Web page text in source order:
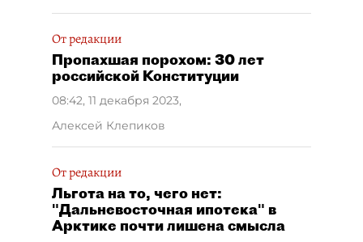
От редакции
Пропахшая порохом: 30 лет
российской Конституции
08:42, 11 декабря 2023,
Алексей Клепиков
От редакции
Льгота на то, чего нет:
"Дальневосточная ипотека" в
Арктике почти лишена смысла